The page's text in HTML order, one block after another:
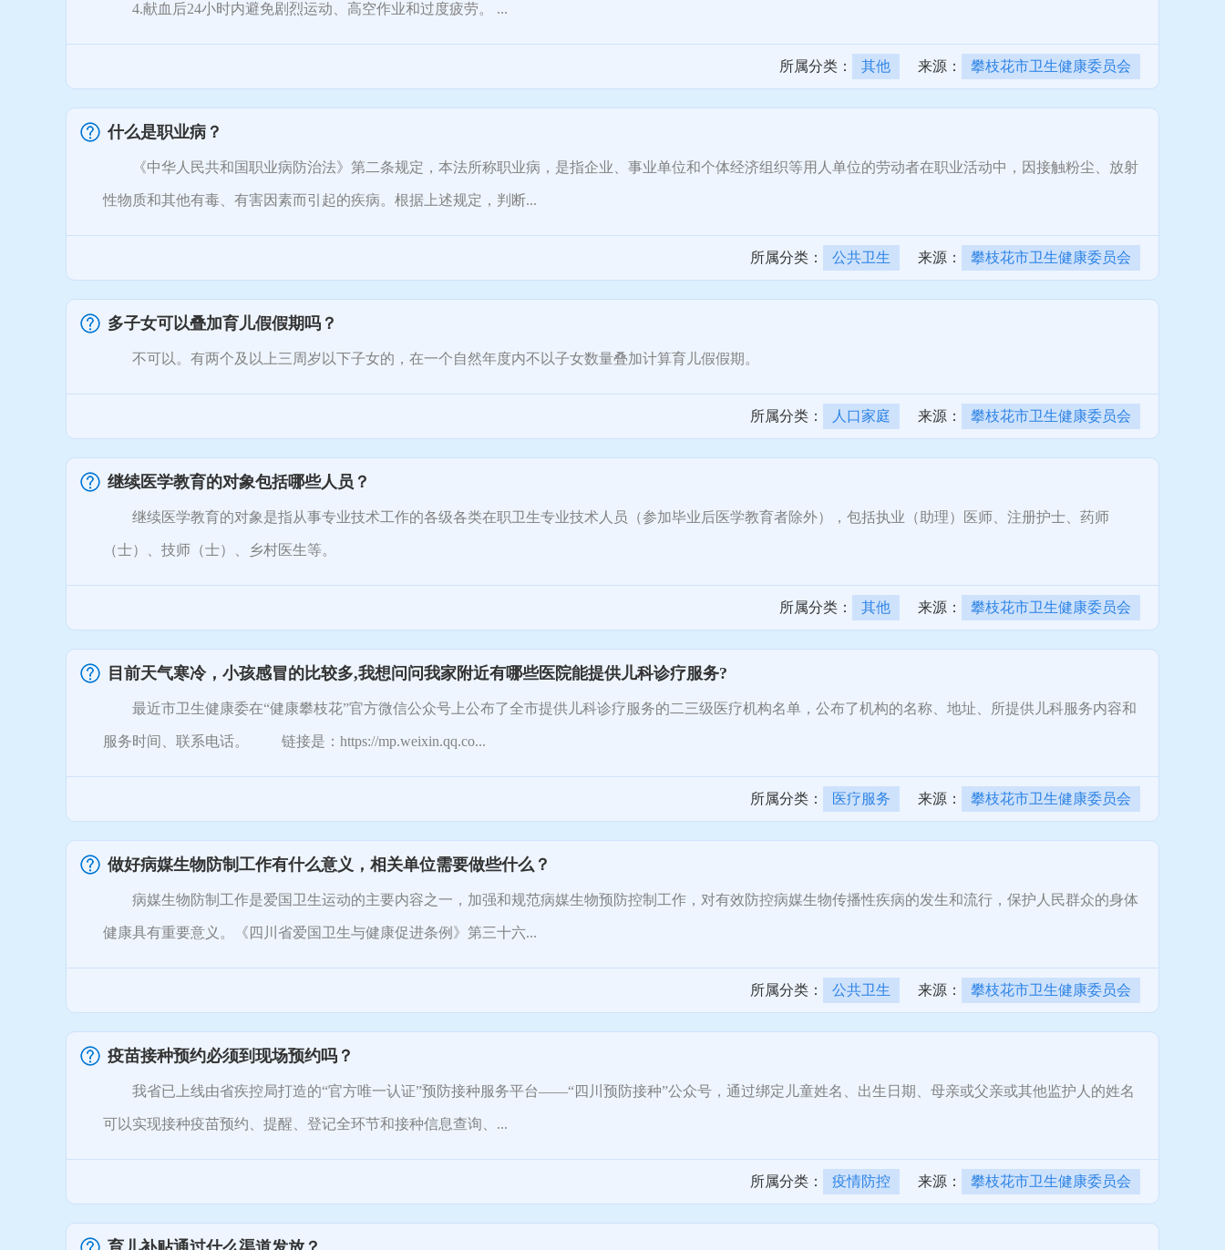
4.献血后24小时内避免剧烈运动、高空作业和过度疲劳。 ...
所属分类： 其他 来源： 攀枝花市卫生健康委员会
什么是职业病？
《中华人民共和国职业病防治法》第二条规定，本法所称职业病，是指企业、事业单位和个体经济组织等用人单位的劳动者在职业活动中，因接触粉尘、放射
性物质和其他有毒、有害因素而引起的疾病。根据上述规定，判断...
所属分类： 公共卫生 来源： 攀枝花市卫生健康委员会
多子女可以叠加育儿假假期吗？
不可以。有两个及以上三周岁以下子女的，在一个自然年度内不以子女数量叠加计算育儿假假期。
所属分类： 人口家庭 来源： 攀枝花市卫生健康委员会
继续医学教育的对象包括哪些人员？
继续医学教育的对象是指从事专业技术工作的各级各类在职卫生专业技术人员（参加毕业后医学教育者除外），包括执业（助理）医师、注册护士、药师
（士）、技师（士）、乡村医生等。
所属分类： 其他 来源： 攀枝花市卫生健康委员会
目前天气寒冷，小孩感冒的比较多,我想问问我家附近有哪些医院能提供儿科诊疗服务?
最近市卫生健康委在“健康攀枝花”官方微信公众号上公布了全市提供儿科诊疗服务的二三级医疗机构名单，公布了机构的名称、地址、所提供儿科服务内容和
服务时间、联系电话。 链接是：https://mp.weixin.qq.co...
所属分类： 医疗服务 来源： 攀枝花市卫生健康委员会
做好病媒生物防制工作有什么意义，相关单位需要做些什么？
病媒生物防制工作是爱国卫生运动的主要内容之一，加强和规范病媒生物预防控制工作，对有效防控病媒生物传播性疾病的发生和流行，保护人民群众的身体
健康具有重要意义。《四川省爱国卫生与健康促进条例》第三十六...
所属分类： 公共卫生 来源： 攀枝花市卫生健康委员会
疫苗接种预约必须到现场预约吗？
我省已上线由省疾控局打造的“官方唯一认证”预防接种服务平台——“四川预防接种”公众号，通过绑定儿童姓名、出生日期、母亲或父亲或其他监护人的姓名
可以实现接种疫苗预约、提醒、登记全环节和接种信息查询、...
所属分类： 疫情防控 来源： 攀枝花市卫生健康委员会